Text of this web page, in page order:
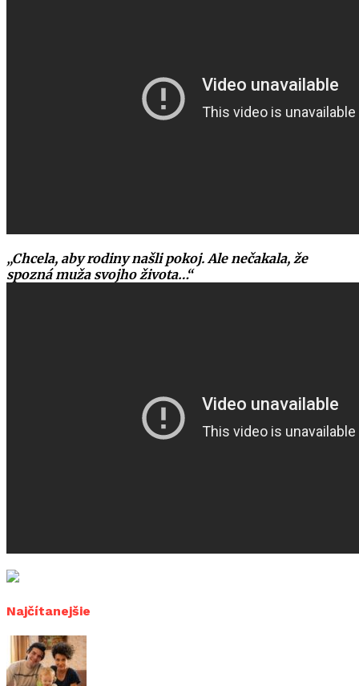
„Chcela, aby rodiny našli pokoj. Ale nečakala, že
spozná muža svojho života…“
Najčítanejšie